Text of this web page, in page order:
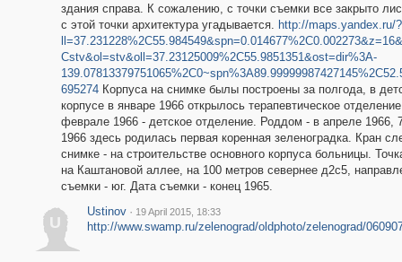
здания справа. К сожалению, с точки съемки все закрыто
с этой точки архитектура угадывается. http://maps.yandex.ru/?
Cstv&ol=stv&oll=37.23125009%2C55.9851351&ost=dir%3A-
695274Корпуса на снимке былы построены за полгода, в
корпусе в январе 1966 открылось терапевтическое
феврале 1966 - детское отделение. Роддом - в апреле 1966,
1966 здесь родилась первая коренная зеленоградка. Кран
снимке - на строительстве основного корпуса больницы.
на Каштановой аллее, на 100 метров севернее д2с5,
съемки - юг. Дата съемки - конец 1965.
U
Ustinov · 19 April 2015, 18:33
http://www.swamp.ru/zelenograd/oldphoto/zelenograd/